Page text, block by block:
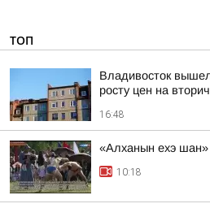
ТОП
Владивосток
росту цен на
16:48
«Алханын ехэ шан»
10:18